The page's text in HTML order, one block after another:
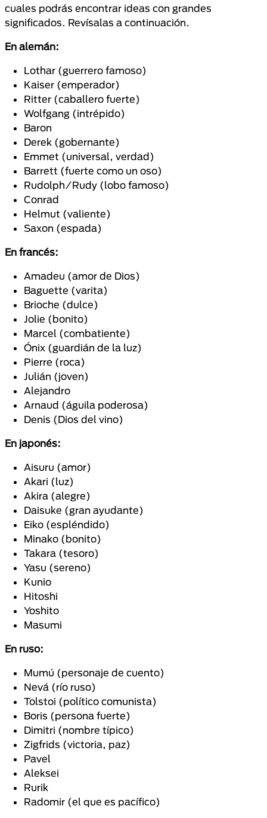
cuales podrás encontrar ideas con grandes
significados. Revísalas a continuación.
En alemán:
Lothar (guerrero famoso)
Kaiser (emperador)
Ritter (caballero fuerte)
Wolfgang (intrépido)
Baron
Derek (gobernante)
Emmet (universal, verdad)
Barrett (fuerte como un oso)
Rudolph/Rudy (lobo famoso)
Conrad
Helmut (valiente)
Saxon (espada)
En francés:
Amadeu (amor de Dios)
Baguette (varita)
Brioche (dulce)
Jolie (bonito)
Marcel (combatiente)
Ónix (guardián de la luz)
Pierre (roca)
Julián (joven)
Alejandro
Arnaud (águila poderosa)
Denis (Dios del vino)
En japonés:
Aisuru (amor)
Akari (luz)
Akira (alegre)
Daisuke (gran ayudante)
Eiko (espléndido)
Minako (bonito)
Takara (tesoro)
Yasu (sereno)
Kunio
Hitoshi
Yoshito
Masumi
En ruso:
Mumú (personaje de cuento)
Nevá (río ruso)
Tolstoi (político comunista)
Boris (persona fuerte)
Dimitri (nombre típico)
Zigfrids (victoria, paz)
Pavel
Aleksei
Rurik
Radomir (el que es pacífico)